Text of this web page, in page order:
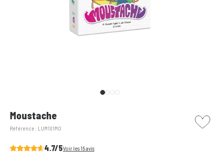
Moustache
Référence : LUM101MO
picto
4.7/5Voir les 15 avis